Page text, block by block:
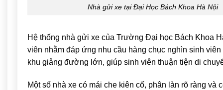
Nhà gửi xe tại Đại Học Bách Khoa Hà Nội
Hệ thống nhà gửi xe của Trường Đại học Bách Khoa
viên nhằm đáp ứng nhu cầu hàng chục nghìn sinh
khu giảng đường lớn, giúp sinh viên thuận tiện di
Một số nhà xe có mái che kiên cố, phân làn rõ ràng và